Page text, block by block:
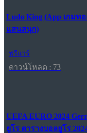
Ludo King (App เกมท
แสนสนุก)
ฟรีแวร์
ดาวน์โหลด : 73
UEFA EURO 2024
ยูโร ตารางบอลยูโร